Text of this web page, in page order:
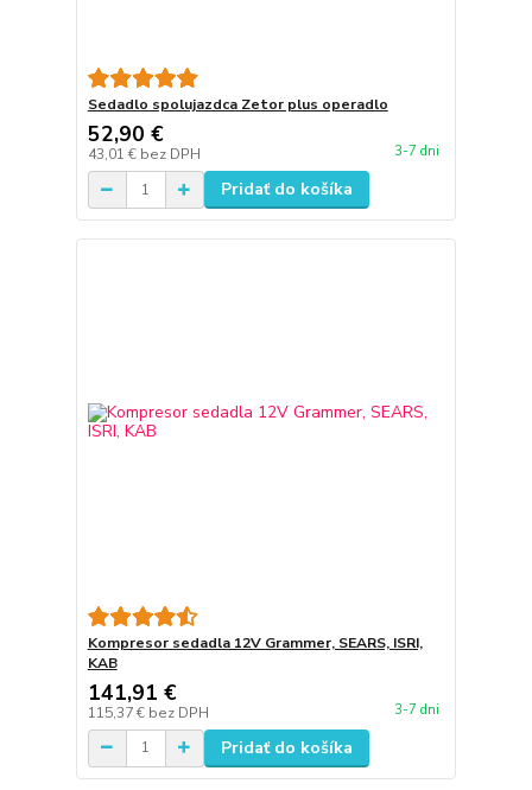
Sedadlo spolujazdca Zetor plus operadlo
52,90 €
43,01 € bez DPH 3-7 dni
Pridať do košíka
Kompresor sedadla 12V Grammer, SEARS, ISRI,
KAB
141,91 €
115,37 € bez DPH 3-7 dni
Pridať do košíka